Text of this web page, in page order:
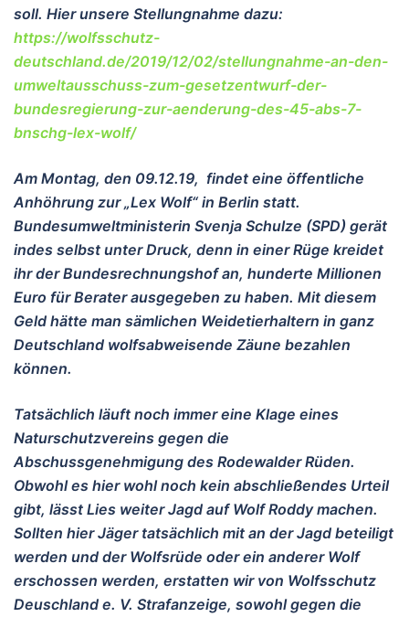
soll. Hier unsere Stellungnahme dazu:
https://wolfsschutz-
deutschland.de/2019/12/02/stellungnahme-an-den-
umweltausschuss-zum-gesetzentwurf-der-
bundesregierung-zur-aenderung-des-45-abs-7-
bnschg-lex-wolf/
Am Montag, den 09.12.19, findet eine öffentliche
Anhöhrung zur „Lex Wolf“ in Berlin statt.
Bundesumweltministerin Svenja Schulze (SPD) gerät
indes selbst unter Druck, denn in einer Rüge kreidet
ihr der Bundesrechnungshof an, hunderte Millionen
Euro für Berater ausgegeben zu haben. Mit diesem
Geld hätte man sämlichen Weidetierhaltern in ganz
Deutschland wolfsabweisende Zäune bezahlen
können.
Tatsächlich läuft noch immer eine Klage eines
Naturschutzvereins gegen die
Abschussgenehmigung des Rodewalder Rüden.
Obwohl es hier wohl noch kein abschließendes Urteil
gibt, lässt Lies weiter Jagd auf Wolf Roddy machen.
Sollten hier Jäger tatsächlich mit an der Jagd beteiligt
werden und der Wolfsrüde oder ein anderer Wolf
erschossen werden, erstatten wir von Wolfsschutz
Deuschland e. V. Strafanzeige, sowohl gegen die